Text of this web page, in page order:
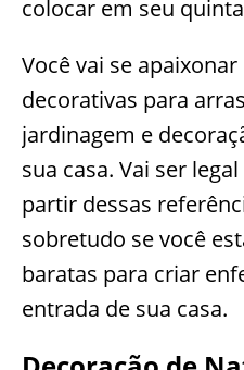
colocar em seu
Você vai se
decorativas para
jardinagem e
sua casa. Vai ser
partir dessas
sobretudo se você
baratas para criar
entrada de sua casa.